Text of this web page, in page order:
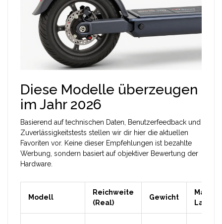
Diese Modelle überzeugen
im Jahr 2026
Basierend auf technischen Daten, Benutzerfeedback und
Zuverlässigkeitstests stellen wir dir hier die aktuellen
Favoriten vor. Keine dieser Empfehlungen ist bezahlte
Werbung, sondern basiert auf objektiver Bewertung der
Hardware.
Modell
Reichweite
(Real)
Gewicht
Max.
Last